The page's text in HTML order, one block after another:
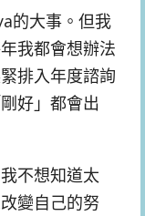
的大事。但我
我都會想辦法
排入年度諮詢
好」都會出
不想知道太
變自己的努